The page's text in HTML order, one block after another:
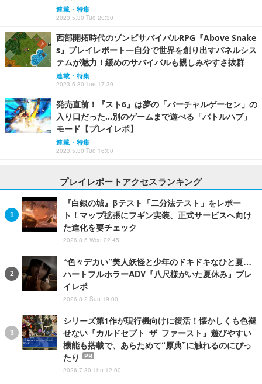
連載・特集
2023.5.30 Tue 20:30
西部開拓時代のゾンビサバイバルRPG『Above Snake
s』プレイレポート―自分で世界を創り出すパネルシス
テムが魅力！緩めのサバイバルも親しみやすさ抜群
連載・特集
2023.5.30 Tue 17:30
発売直前！『スト6』は夢の「バーチャルゲーセン」の
入り口だった…別のゲームまで遊べる「バトルハブ」
モード【プレイレポ】
連載・特集
2023.5.30 Tue 16:00
プレイレポートアクセスランキング
『白銀の城』βテスト「二分法テスト」をレポー
ト！マップ拡張にフギン実装、正式サービスへ向け
た進化を要チェック
2026.8.5 Wed 22:45
“色々デカい”美人妖怪と少年のドキドキなひと夏…
ハートフルホラーADV『八尺様がいた夏休み』プレ
イレポ
2026.8.2 Sun 19:00
シリーズ第1作が現行機向けに復活！懐かしくも色褪
せない『カルドセプト ザ ファースト』遊びやすい
機能も搭載で、あらためて“原典”に触れるのにぴっ
たり
PR
2026.7.30 Thu 12:00